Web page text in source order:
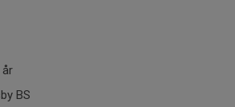
år
BS